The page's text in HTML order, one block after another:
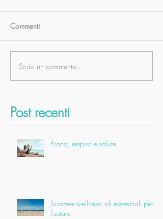
Commenti
Scrivi un commento...
Post recenti
Prana, respiro e salute
Summer wellness: oli essenziali per
l'estate